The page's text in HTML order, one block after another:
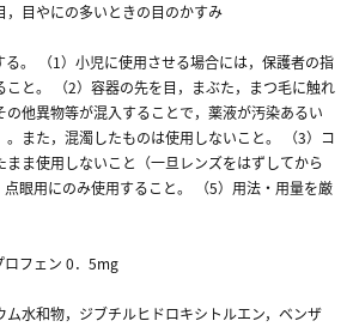
，目やにの多いときの目のかすみ
。 （1）小児に使用させる場合には，保護者の指
と。 （2）容器の先を目，まぶた，まつ毛に触れ
の他異物等が混入することで，薬液が汚染あるい
。また，混濁したものは使用しないこと。 （3）コ
まま使用しないこと（一旦レンズをはずしてから
眼用にのみ使用すること。 （5）用法・用量を厳
ロフェン 0．5mg
ム水和物，ジブチルヒドロキシトルエン，ベンザ